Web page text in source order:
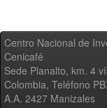
Centro Nacional de
Cenicafé
Sede Planalto, km. 4
Colombia, Teléfono
A.A. 2427 Manizales